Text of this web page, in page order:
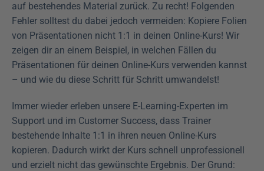
auf bestehendes Material zurück. Zu recht! Folgenden
Fehler solltest du dabei jedoch vermeiden: Kopiere Folien
von Präsentationen nicht 1:1 in deinen Online-Kurs! Wir
zeigen dir an einem Beispiel, in welchen Fällen du
Präsentationen für deinen Online-Kurs verwenden kannst
– und wie du diese Schritt für Schritt umwandelst!
Immer wieder erleben unsere E-Learning-Experten im
Support und im Customer Success, dass Trainer
bestehende Inhalte 1:1 in ihren neuen Online-Kurs
kopieren. Dadurch wirkt der Kurs schnell unprofessionell
und erzielt nicht das gewünschte Ergebnis. Der Grund: